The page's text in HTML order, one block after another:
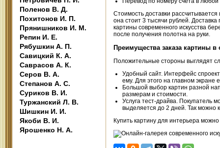
Поленов В. Д.
Похитонов И. П.
Прянишников И. М.
Репин И. Е.
Рябушкин А. П.
Савицкий К. А.
Саврасов А. К.
Серов В. А.
Степанов А. С.
Суриков В. И.
Туржанский Л. В.
Шишкин И. И.
Якоби В. И.
Ярошенко Н. А.
Стоимость доставки
она стоит 3 тысячи рублей.
картины современного искусства
после получения полотна на руки.
Преимущества заказа картины в
Положительные стороны выглядят
Удобный сайт. Интерфейс
ему. Для этого на главном экране
Большой выбор картин разной
размерам и стоимости.
Услуга тест-драйва. Покупатель
выделяется до 2 дней. Так можно
Купить картину для интерьера